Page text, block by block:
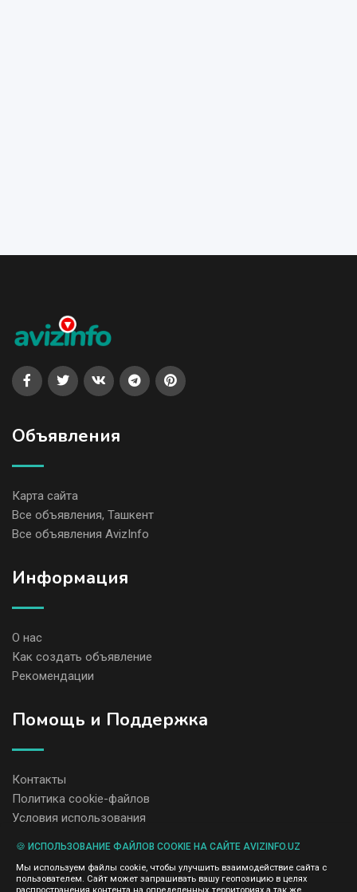
Объявления
Карта сайта
Все объявления, Ташкент
Все объявления AvizInfo
Информация
О нас
Как создать объявление
Рекомендации
Помощь и Поддержка
Контакты
Политика cookie-файлов
Условия использования
содержание размещенных объявлений.
Мы ценим конфиденциальность наших пользователей. Мы не
🍪 ИСПОЛЬЗОВАНИЕ ФАЙЛОВ COOKIE НА САЙТЕ AVIZINFO.UZ
Мы используем файлы cookie, чтобы улучшить взаимодействие сайта с
пользователем. Сайт может запрашивать вашу геопозицию в целях